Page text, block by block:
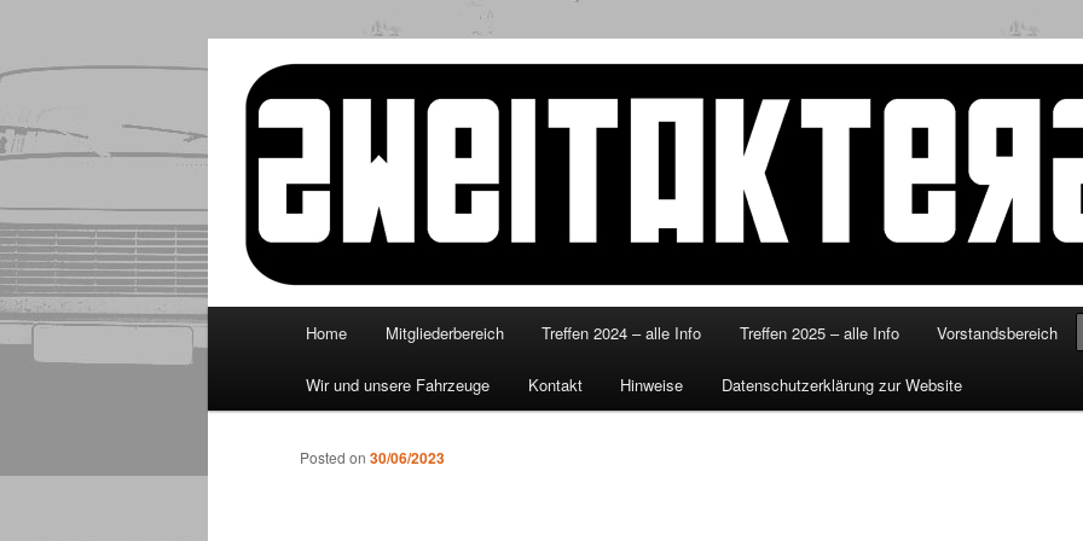
to
content
http://www.zweitakterzsued.de
Home Mitgliederbereich Treffen 2024 – alle Info Treffen 2025 – alle Info Vorstandsbereich
Wir und unsere Fahrzeuge Kontakt Hinweise Datenschutzerklärung zur Website
Posted on 30/06/2023